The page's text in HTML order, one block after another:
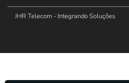
JHR Telecom - Integrando Soluções